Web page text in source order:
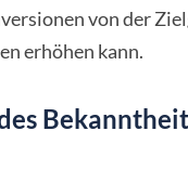
von der
erhöhen kann.